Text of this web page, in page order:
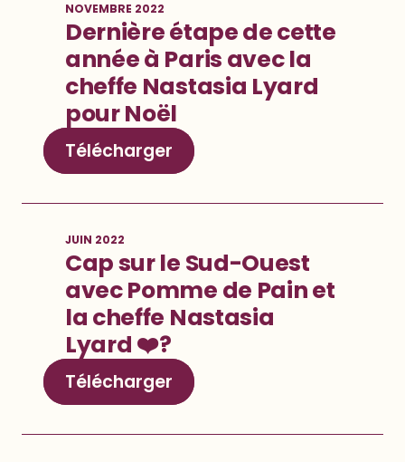
NOVEMBRE 2022
Dernière étape de cette
année à Paris avec la
cheffe Nastasia Lyard
pour Noël
Télécharger
JUIN 2022
Cap sur le Sud-Ouest
avec Pomme de Pain et
la cheffe Nastasia
Lyard ❤️?
Télécharger